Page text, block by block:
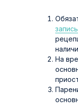
запись
На